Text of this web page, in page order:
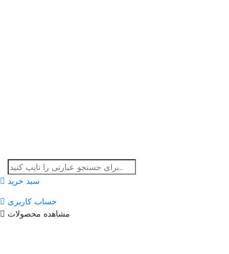
سبد خرید
حساب کاربری
مشاهده محصولات